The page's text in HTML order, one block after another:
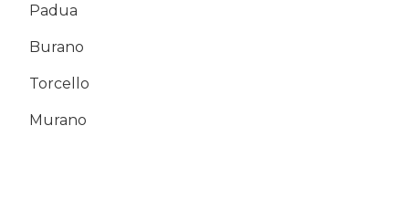
Padua
Burano
Torcello
Murano